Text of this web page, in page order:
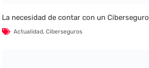
La necesidad de contar con un Ciberseguro
Actualidad,Ciberseguros